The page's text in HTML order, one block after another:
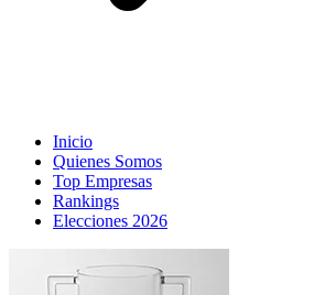
Inicio
Quienes Somos
Top Empresas
Rankings
Elecciones 2026